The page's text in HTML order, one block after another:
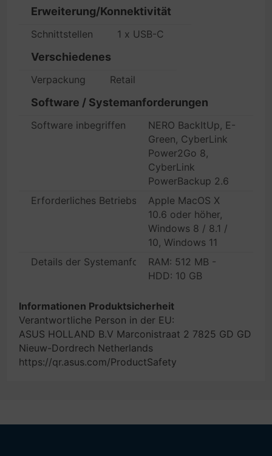
Erweiterung/Konnektivität
Schnittstellen 1 x USB-C
Verschiedenes
Verpackung Retail
Software / Systemanforderungen
Software inbegriffen
NERO BackItUp, E-
Green, CyberLink
Power2Go 8,
CyberLink
PowerBackup 2.6
Erforderliches BetriebssystemApple MacOS X
10.6 oder höher,
Windows 8 / 8.1 /
10, Windows 11
Details der Systemanforderungen
RAM: 512 MB -
HDD: 10 GB
Informationen Produktsicherheit
Verantwortliche Person in der EU:
ASUS HOLLAND B.V Marconistraat 2 7825 GD GD
Nieuw-Dordrech Netherlands
https://qr.asus.com/ProductSafety